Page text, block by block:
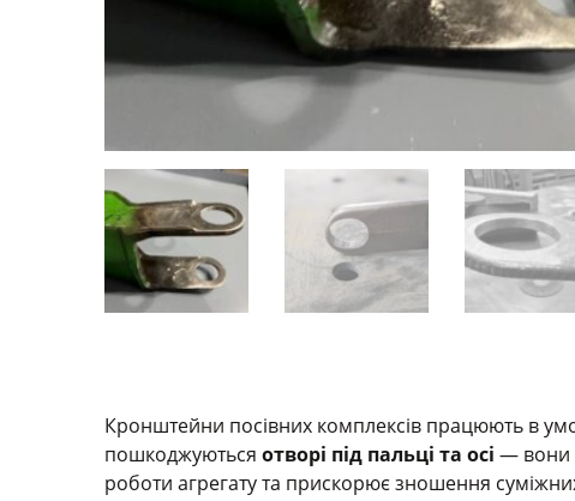
Кронштейни посівних комплексів працюють в
пошкоджуються отворі під пальці та осі — вони
роботи агрегату та прискорює зношення